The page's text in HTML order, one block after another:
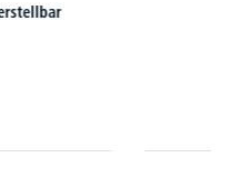
MODUL
uit te kiezen